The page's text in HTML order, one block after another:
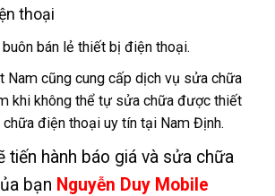
thoại
buôn bán lẻ thiết bị điện thoại.
Nam cũng cung cấp dịch vụ sửa chữa
khi không thể tự sửa chữa được thiết
điện thoại uy tín tại Nam Định.
tiến hành báo giá và sửa chữa
bạn Nguyễn Duy Mobile